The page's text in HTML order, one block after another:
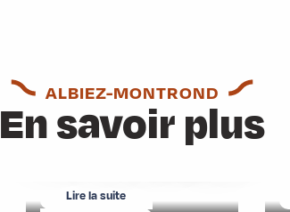
ALBIEZ-MONTROND
En savoir plus
Le plein d’animations
Lire la suite
Un village à la montagne